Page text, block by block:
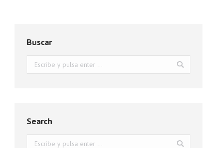
Buscar
Buscar:
Search
Buscar: